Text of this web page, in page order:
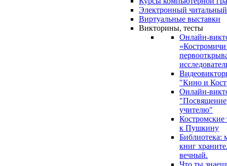
Электронный читальный
Виртуальные выставки
Викторины, тесты
Онлайн-
"Кино и
Онлайн-
"Посвящение
учителю"
к Пушкину
Библиотека:
книг
вечный.
Что ты